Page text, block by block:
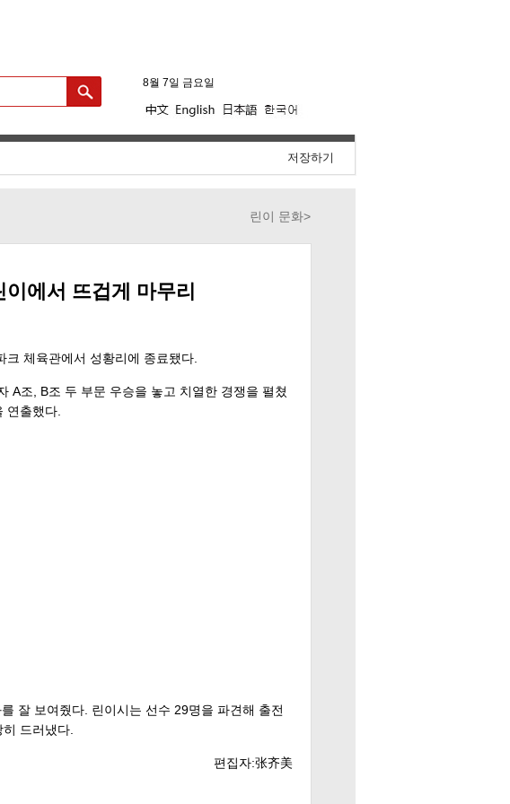
8월 7일 금요일
저장하기
린이 문화>
에서 뜨겁게 마무리
체육관에서 성황리에 종료됐다.
A조, B조 두 부문 우승을 놓고 치열한 경쟁을 펼쳤
연출했다.
잘 보여줬다. 린이시는 선수 29명을 파견해 출전
드러냈다.
편집자:张齐美